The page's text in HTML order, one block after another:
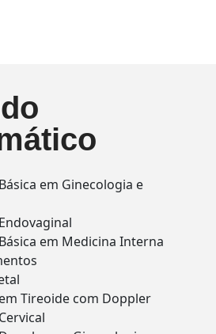
em Ginecologia e
em Medicina Interna
Tireoide com Doppler